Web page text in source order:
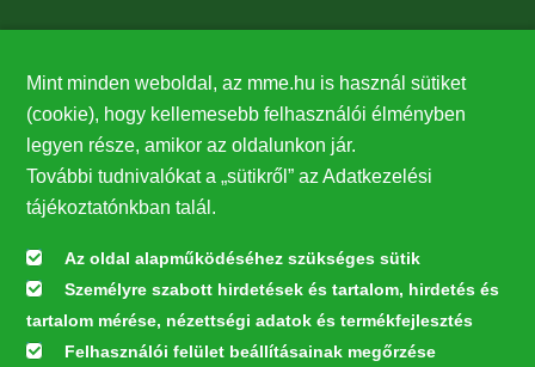
27224
Hírlevél feliratkozás
Értesüljön elsőként legfrissebb híreinkről, eseményeinkről!
Feliratkozás
Mint minden weboldal, az mme.hu is használ sütiket
(cookie), hogy kellemesebb felhasználói élményben
legyen része, amikor az oldalunkon jár.
További tudnivalókat a „sütikről” az Adatkezelési
tájékoztatónkban talál.
Az oldal alapműködéséhez szükséges sütik
Személyre szabott hirdetések és tartalom, hirdetés és
tartalom mérése, nézettségi adatok és termékfejlesztés
Felhasználói felület beállításainak megőrzése